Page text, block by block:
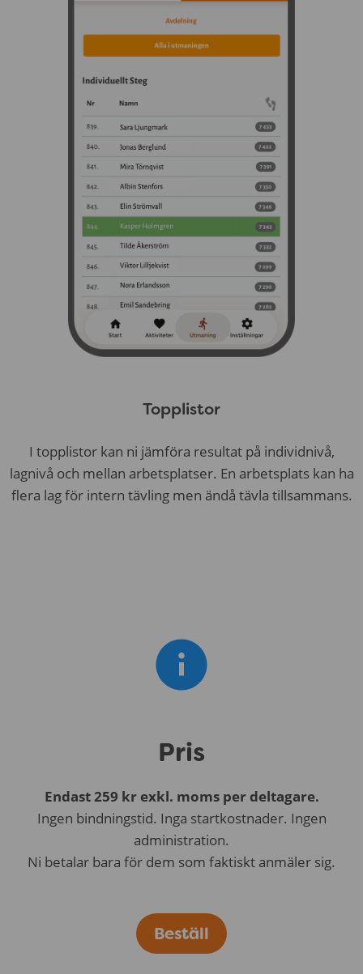
Topplistor
I topplistor kan ni jämföra resultat på individnivå,
lagnivå och mellan arbetsplatser. En arbetsplats kan ha
flera lag för intern tävling men ändå tävla tillsammans.
Pris
Endast 259 kr exkl. moms per deltagare.
Ingen bindningstid. Inga startkostnader. Ingen
administration.
Ni betalar bara för dem som faktiskt anmäler sig.
Beställ